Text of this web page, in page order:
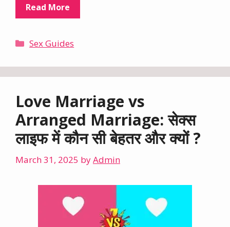
Read More
Categories
Sex Guides
Love Marriage vs
Arranged Marriage: सेक्स
लाइफ में कौन सी बेहतर और क्यों ?
March 31, 2025 byAdmin